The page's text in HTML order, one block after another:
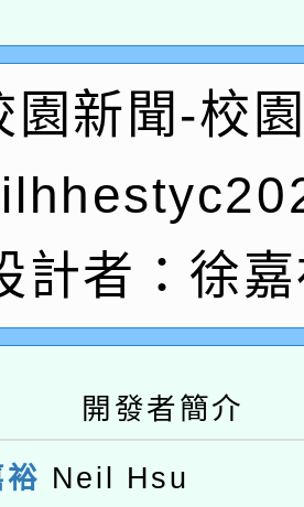
推動專業研習
素養講師名單
內容與教學軟
陸委員會函釋公
赴陸應申請許可
濟部水利署委託
8月22日(星期六
啟航」
學年度第2次
結果公告(無人
動共學行動站研
園新聞-校
計者：徐
開發者簡介
Neil Hsu